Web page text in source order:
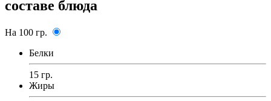
составе блюда
На 100 гр.
Белки
15 гр.
Жиры